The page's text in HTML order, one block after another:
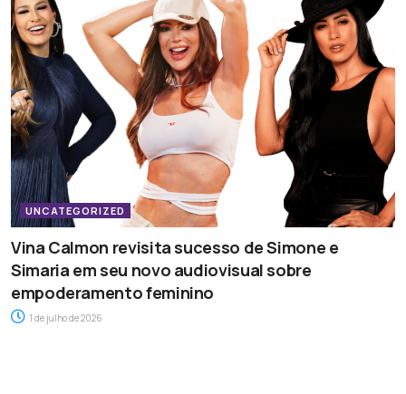
UNCATEGORIZED
Vina Calmon revisita sucesso de Simone e
Simaria em seu novo audiovisual sobre
empoderamento feminino
1 de julho de 2026